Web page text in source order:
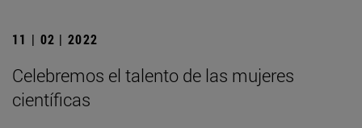
11 | 02 | 2022
Celebremos el talento de las mujeres
científicas